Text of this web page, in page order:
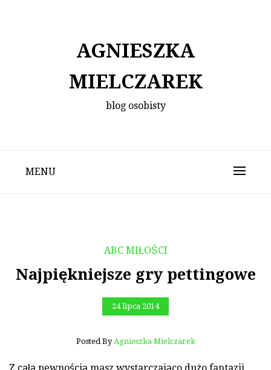
AGNIESZKA
MIELCZAREK
blog osobisty
MENU
ABC MIŁOŚCI
Najpiękniejsze gry pettingowe
24 lipca 2014
Posted By Agnieszka Mielczarek